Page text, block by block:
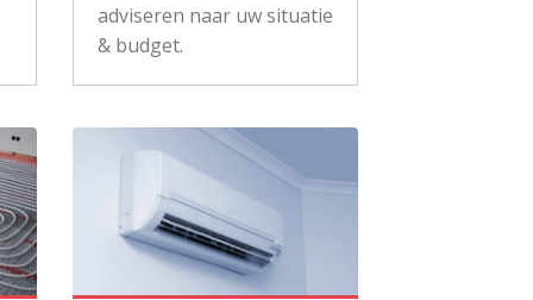
adviseren naar uw situatie
& budget.